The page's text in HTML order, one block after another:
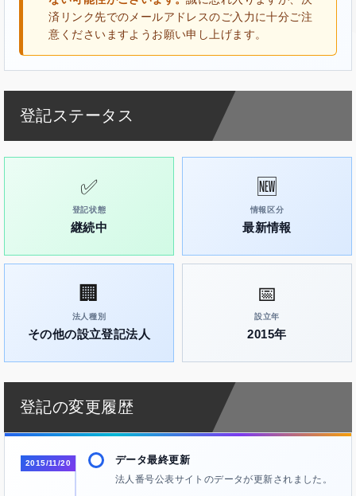
済リンク先でのメールアドレスのご入力に十分ご注
意くださいますようお願い申し上げます。
登記ステータス
✅
登記状態
継続中
🆕
情報区分
最新情報
🏢
法人種別
その他の設立登記法人
📅
設立年
2015年
登記の変更履歴
2015/11/20 データ最終更新
法人番号公表サイトのデータが更新されました。